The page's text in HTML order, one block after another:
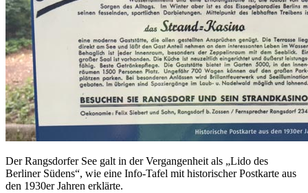
Der Rangsdorfer See galt in der Vergangenheit als „Lido des
Berliner Südens“, wie eine Info-Tafel mit historischer Postkarte aus
den 1930er Jahren erklärte.